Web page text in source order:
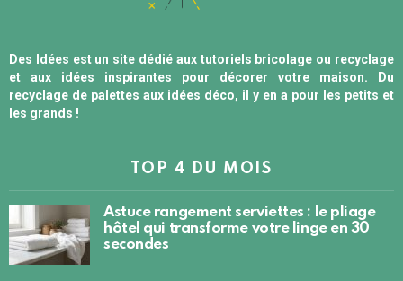
Des Idées est un site dédié aux tutoriels bricolage ou recyclage
et aux idées inspirantes pour décorer votre maison. Du
recyclage de palettes aux idées déco, il y en a pour les petits et
les grands !
TOP 4 DU MOIS
Astuce rangement serviettes : le pliage
hôtel qui transforme votre linge en 30
secondes